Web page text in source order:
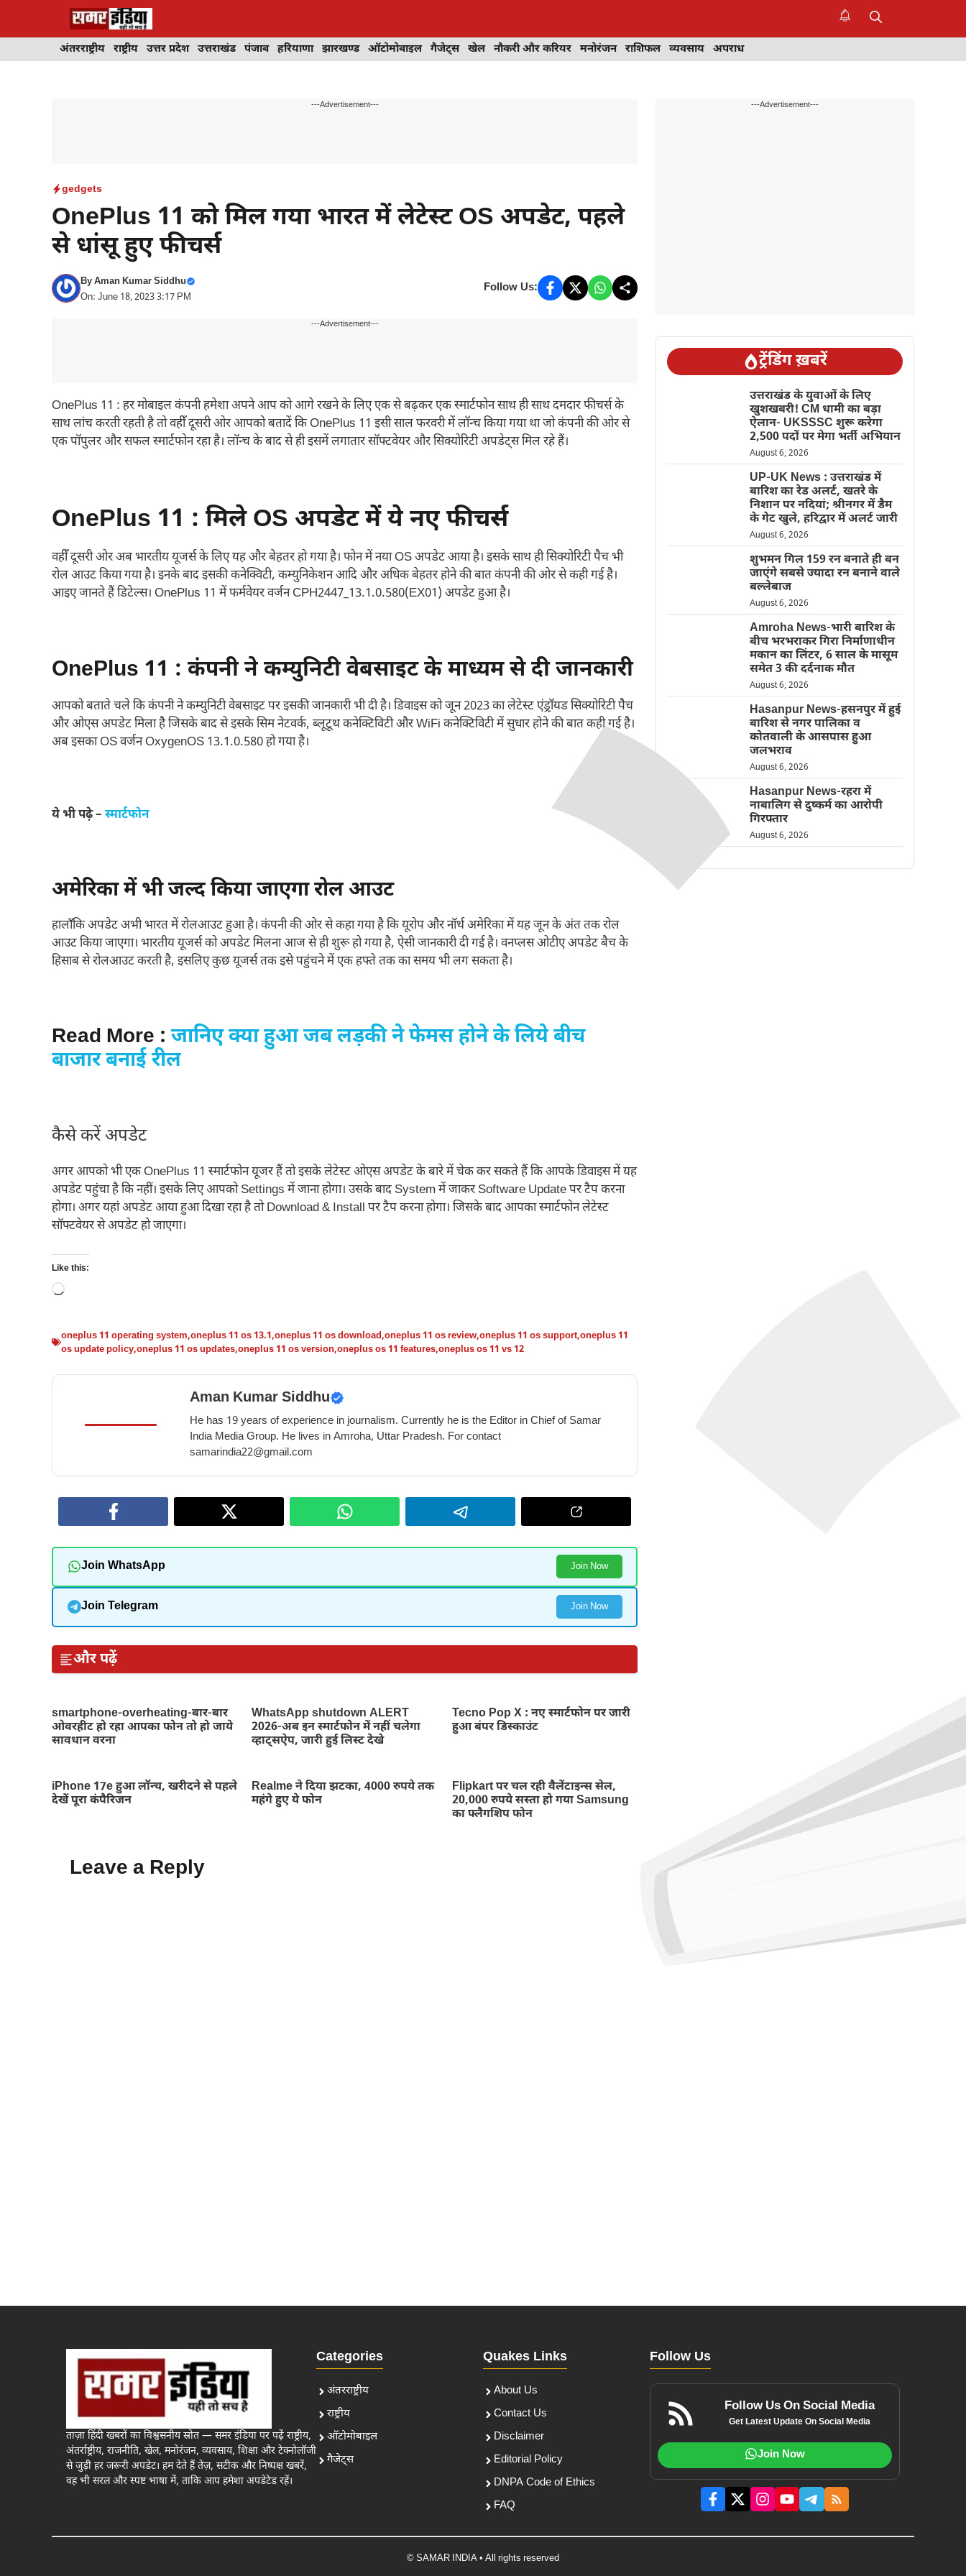
अंतरराष्ट्रीय राष्ट्रीय उत्तर प्रदेश उत्तराखंड पंजाब हरियाणा झारखण्ड ऑटोमोबाइल गैजेट्स खेल नौकरी और करियर मनोरंजन राशिफल व्यवसाय अपराध
---Advertisement---
gedgets
OnePlus 11 को मिल गया भारत में लेटेस्ट OS अपडेट, पहले
से धांसू हुए फीचर्स
ByAman Kumar Siddhu
On: June 18, 2023 3:17 PM
Follow Us:
---Advertisement---
OnePlus 11 : हर मोबाइल कंपनी हमेशा अपने आप को आगे रखने के लिए एक से बढ़कर एक स्मार्टफोन साथ ही साथ दमदार फीचर्स के
साथ लांच करती रहती है तो वहीँ दूसरी ओर आपको बतादें कि OnePlus 11 इसी साल फरवरी में लॉन्च किया गया था जो कंपनी की ओर से
एक पॉपुलर और सफल स्मार्टफोन रहा है। लॉन्च के बाद से ही इसमें लगातार सॉफ्टवेयर और सिक्योरिटी अपडेट्स मिल रहे हैं।
OnePlus 11 : मिले OS अपडेट में ये नए फीचर्स
वहीँ दूसरी ओर अब भारतीय यूजर्स के लिए यह और बेहतर हो गया है। फोन में नया OS अपडेट आया है। इसके साथ ही सिक्योरिटी पैच भी
रोल आउट किया गया है। इनके बाद इसकी कनेक्विटी, कम्युनिकेशन आदि और अधिक बेहतर होने की बात कंपनी की ओर से कही गई है।
आइए जानते हैं डिटेल्स। OnePlus 11 में फर्मवेयर वर्जन CPH2447_13.1.0.580(EX01) अपडेट हुआ है।
OnePlus 11 : कंपनी ने कम्युनिटी वेबसाइट के माध्यम से दी जानकारी
आपको बताते चले कि कंपनी ने कम्युनिटी वेबसाइट पर इसकी जानकारी भी दी है। डिवाइस को जून 2023 का लेटेस्ट एंड्रॉ़यड सिक्योरिटी पैच
और ओएस अपडेट मिला है जिसके बाद से इसके सिम नेटवर्क, ब्लूटूथ कनेक्टिविटी और WiFi कनेक्टिविटी में सुधार होने की बात कही गई है।
अब इसका OS वर्जन OxygenOS 13.1.0.580 हो गया है।
ये भी पढ़े – स्मार्टफोन
अमेरिका में भी जल्द किया जाएगा रोल आउट
हालाँकि अपडेट अभी भारत में रोलआउट हुआ है। कंपनी की ओर से कहा गया है कि यूरोप और नॉर्थ अमेरिका में यह जून के अंत तक रोल
आउट किया जाएगा। भारतीय यूजर्स को अपडेट मिलना आज से ही शुरू हो गया है, ऐसी जानकारी दी गई है। वनप्लस ओटीए अपडेट बैच के
हिसाब से रोलआउट करती है, इसलिए कुछ यूजर्स तक इसे पहुंचने में एक हफ्ते तक का समय भी लग सकता है।
Read More : जानिए क्या हुआ जब लड़की ने फेमस होने के लिये बीच
बाजार बनाई रील
कैसे करें अपडेट
अगर आपको भी एक OnePlus 11 स्मार्टफोन यूजर हैं तो इसके लेटेस्ट ओएस अपडेट के बारे में चेक कर सकते हैं कि आपके डिवाइस में यह
अपडेट पहुंचा है कि नहीं। इसके लिए आपको Settings में जाना होगा। उसके बाद System में जाकर Software Update पर टैप करना
होगा। अगर यहां अपडेट आया हुआ दिखा रहा है तो Download & Install पर टैप करना होगा। जिसके बाद आपका स्मार्टफोन लेटेस्ट
सॉफ्टवेयर से अपडेट हो जाएगा।
Like this:
Loading…
oneplus 11 operating system,oneplus 11 os 13.1,oneplus 11 os download,oneplus 11 os review,oneplus 11 os support,oneplus 11
os update policy,oneplus 11 os updates,oneplus 11 os version,oneplus os 11 features,oneplus os 11 vs 12
Aman Kumar Siddhu
He has 19 years of experience in journalism. Currently he is the Editor in Chief of Samar
India Media Group. He lives in Amroha, Uttar Pradesh. For contact
samarindia22@gmail.com
Join WhatsApp Join Now
Join Telegram Join Now
और पढ़ें
smartphone-overheating-बार-बार
ओवरहीट हो रहा आपका फोन तो हो जाये
सावधान वरना
WhatsApp shutdown ALERT
2026-अब इन स्मार्टफोन में नहीं चलेगा
व्हाट्सऐप, जारी हुई लिस्ट देखे
Tecno Pop X : नए स्मार्टफोन पर जारी
हुआ बंपर डिस्काउंट
iPhone 17e हुआ लॉन्च, खरीदने से पहले
देखें पूरा कंपैरिजन
Realme ने दिया झटका, 4000 रुपये तक
महंगे हुए ये फोन
Flipkart पर चल रही वैलेंटाइन्स सेल,
20,000 रुपये सस्ता हो गया Samsung
का फ्लैगशिप फोन
Leave a Reply
---Advertisement---
ट्रेंडिंग ख़बरें
उत्तराखंड के युवाओं के लिए
खुशखबरी! CM धामी का बड़ा
ऐलान- UKSSSC शुरू करेगा
2,500 पदों पर मेगा भर्ती अभियान
August 6, 2026
UP-UK News : उत्तराखंड में
बारिश का रेड अलर्ट, खतरे के
निशान पर नदियां; श्रीनगर में डैम
के गेट खुले, हरिद्वार में अलर्ट जारी
August 6, 2026
शुभमन गिल 159 रन बनाते ही बन
जाएंगे सबसे ज्यादा रन बनाने वाले
बल्लेबाज
August 6, 2026
Amroha News-भारी बारिश के
बीच भरभराकर गिरा निर्माणाधीन
मकान का लिंटर, 6 साल के मासूम
समेत 3 की दर्दनाक मौत
August 6, 2026
Hasanpur News-हसनपुर में हुई
बारिश से नगर पालिका व
कोतवाली के आसपास हुआ
जलभराव
August 6, 2026
Hasanpur News-रहरा में
नाबालिग से दुष्कर्म का आरोपी
गिरफ्तार
August 6, 2026
ताज़ा हिंदी खबरों का विश्वसनीय स्रोत — समर इंडिया पर पढ़ें राष्ट्रीय,
अंतर्राष्ट्रीय, राजनीति, खेल, मनोरंजन, व्यवसाय, शिक्षा और टेक्नोलॉजी
से जुड़ी हर जरूरी अपडेट। हम देते हैं तेज़, सटीक और निष्पक्ष खबरें,
वह भी सरल और स्पष्ट भाषा में, ताकि आप हमेशा अपडेटेड रहें।
Categories
अंतरराष्ट्रीय
राष्ट्रीय
ऑटोमोबाइल
गैजेट्स
Quakes Links
About Us
Contact Us
Disclaimer
Editorial Policy
DNPA Code of Ethics
FAQ
Follow Us
Follow Us On Social Media
Get Latest Update On Social Media
Join Now
© SAMAR INDIA • All rights reserved